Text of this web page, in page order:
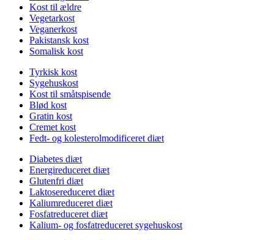
Kost til ældre
Vegetarkost
Veganerkost
Pakistansk kost
Somalisk kost
Tyrkisk kost
Sygehuskost
Kost til småtspisende
Blød kost
Gratin kost
Cremet kost
Fedt- og kolesterolmodificeret diæt
Diabetes diæt
Energireduceret diæt
Glutenfri diæt
Laktosereduceret diæt
Kaliumreduceret diæt
Fosfatreduceret diæt
Kalium- og fosfatreduceret sygehuskost